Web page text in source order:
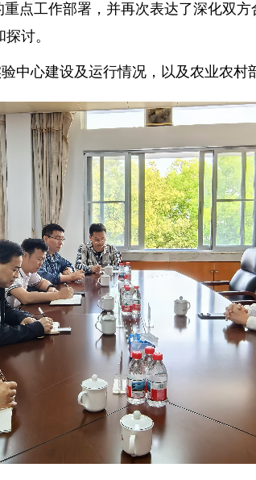
点工作部署，并再次表达了深化双
讨。
心建设及运行情况，以及农业农村